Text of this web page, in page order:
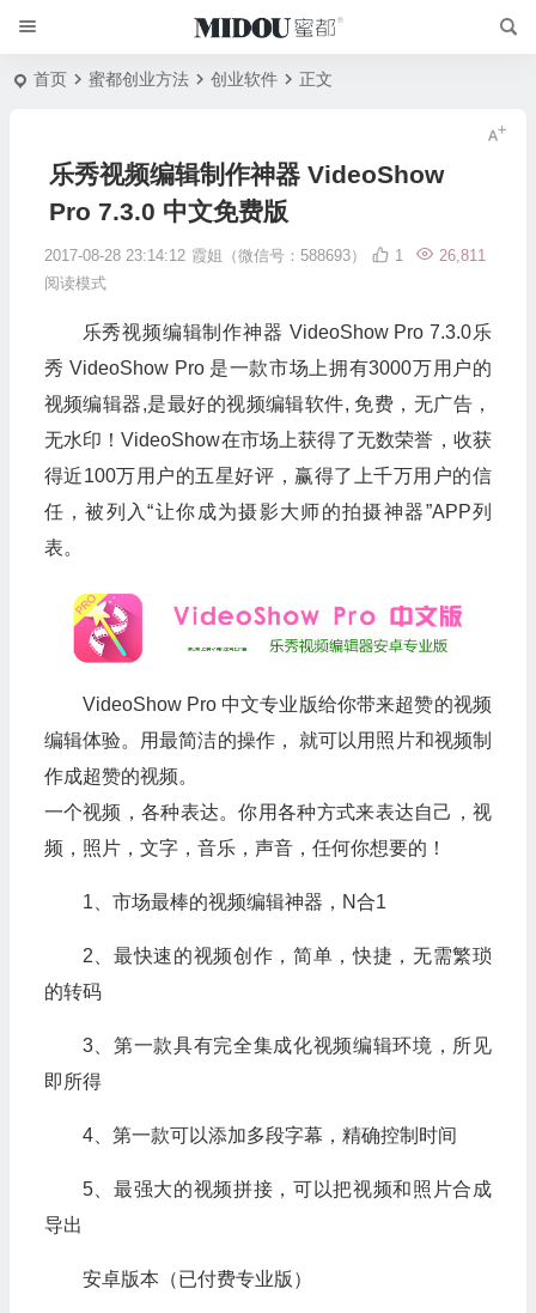
首页 蜜都创业方法 创业软件 正文
乐秀视频编辑制作神器 VideoShow
Pro 7.3.0 中文免费版
2017-08-28 23:14:12 霞姐（微信号：588693） 26,811
1
阅读模式
乐秀视频编辑制作神器 VideoShow Pro 7.3.0乐
秀 VideoShow Pro 是一款市场上拥有3000万用户的
视频编辑器,是最好的视频编辑软件, 免费，无广告，
无水印！VideoShow在市场上获得了无数荣誉，收获
得近100万用户的五星好评，赢得了上千万用户的信
任，被列入“让你成为摄影大师的拍摄神器”APP列
表。
VideoShow Pro 中文专业版给你带来超赞的视频
编辑体验。用最简洁的操作， 就可以用照片和视频制
作成超赞的视频。
一个视频，各种表达。你用各种方式来表达自己，视
频，照片，文字，音乐，声音，任何你想要的！
1、市场最棒的视频编辑神器，N合1
2、最快速的视频创作，简单，快捷，无需繁琐
的转码
3、第一款具有完全集成化视频编辑环境，所见
即所得
4、第一款可以添加多段字幕，精确控制时间
5、最强大的视频拼接，可以把视频和照片合成
导出
安卓版本（已付费专业版）